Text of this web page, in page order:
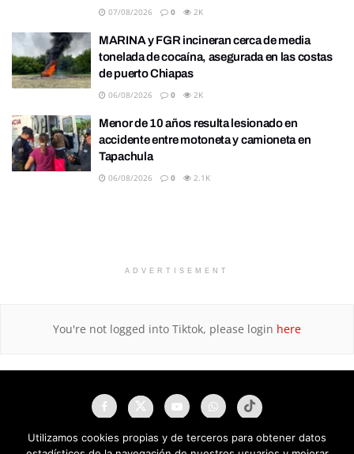
07/08/2026 0 2K
MARINA y FGR incineran cerca de media
tonelada de cocaína, asegurada en las costas
de puerto Chiapas
06/08/2026 0 2K
Menor de 10 años resulta lesionado en
accidente entre motoneta y camioneta en
Tapachula
06/08/2026 0 2.1K
ADVERTISEMENT
You're not logged into Tiktok, please login here
Utilizamos cookies propias y de terceros para obtener datos